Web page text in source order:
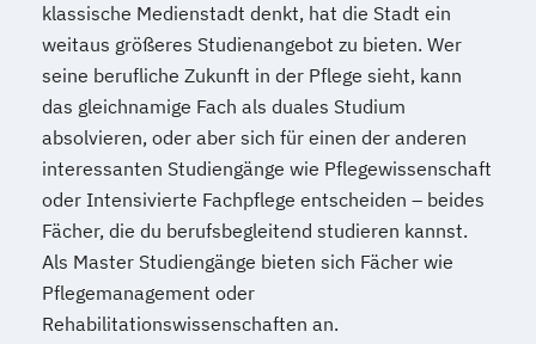
klassische Medienstadt denkt, hat die Stadt ein
weitaus größeres Studienangebot zu bieten. Wer
seine berufliche Zukunft in der Pflege sieht, kann
das gleichnamige Fach als duales Studium
absolvieren, oder aber sich für einen der anderen
interessanten Studiengänge wie Pflegewissenschaft
oder Intensivierte Fachpflege entscheiden – beides
Fächer, die du berufsbegleitend studieren kannst.
Als Master Studiengänge bieten sich Fächer wie
Pflegemanagement oder
Rehabilitationswissenschaften an.